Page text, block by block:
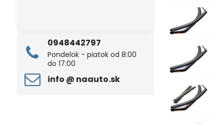
0948442797
Pondelok - piatok od 8:00
do 17:00
info ​@ naauto​.sk